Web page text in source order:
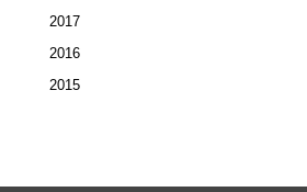
2017
2016
2015